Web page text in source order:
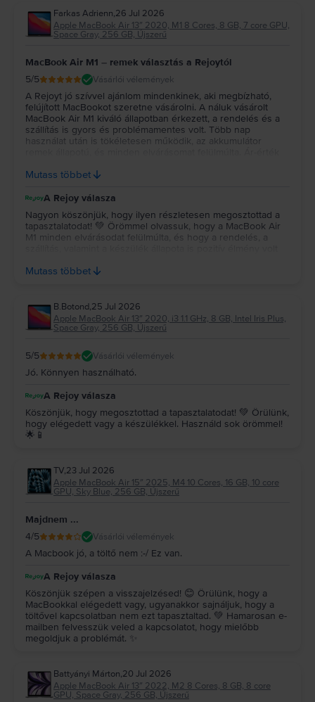
Farkas Adrienn,26 Jul 2026
Apple MacBook Air 13″ 2020, M1 8 Cores, 8 GB, 7 core GPU,
Space Gray, 256 GB, Újszerű
MacBook Air M1 – remek választás a Rejoytól
5/5 Vásárlói vélemények
A Rejoyt jó szívvel ajánlom mindenkinek, aki megbízható,
felújított MacBookot szeretne vásárolni. A náluk vásárolt
MacBook Air M1 kiváló állapotban érkezett, a rendelés és a
szállítás is gyors és problémamentes volt. Több nap
használat után is tökéletesen működik, az akkumulátor
vásárolnék tőlük újra.
Mutass többet
A Rejoy válasza
Nagyon köszönjük, hogy ilyen részletesen megosztottad a
tapasztalatodat! 💚 Örömmel olvassuk, hogy a MacBook Air
M1 minden elvárásodat felülmúlta, és hogy a rendelés, a
jövőben is minket választasz! 💻✨
Mutass többet
B.Botond,25 Jul 2026
Apple MacBook Air 13″ 2020, i3 1.1 GHz, 8 GB, Intel Iris Plus,
Space Gray, 256 GB, Újszerű
5/5 Vásárlói vélemények
Jó. Könnyen használható.
A Rejoy válasza
Köszönjük, hogy megosztottad a tapasztalatodat! 💚 Örülünk,
hogy elégedett vagy a készülékkel. Használd sok örömmel!
🌟📱
TV,23 Jul 2026
Apple MacBook Air 15″ 2025, M4 10 Cores, 16 GB, 10 core
GPU, Sky Blue, 256 GB, Újszerű
Majdnem ...
4/5 Vásárlói vélemények
A Macbook jó, a töltő nem :-/ Ez van.
A Rejoy válasza
Köszönjük szépen a visszajelzésed! 😊 Örülünk, hogy a
MacBookkal elégedett vagy, ugyanakkor sajnáljuk, hogy a
töltővel kapcsolatban nem ezt tapasztaltad. 💚 Hamarosan e-
mailben felvesszük veled a kapcsolatot, hogy mielőbb
megoldjuk a problémát. ✨
Battyányi Márton,20 Jul 2026
Apple MacBook Air 13″ 2022, M2 8 Cores, 8 GB, 8 core
GPU, Space Gray, 256 GB, Újszerű